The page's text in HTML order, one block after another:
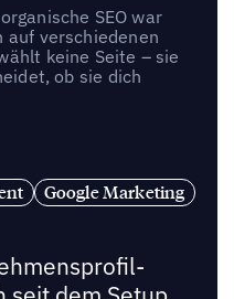
SEO war
auf verschiedenen
keine Seite – sie
ob sie dich
Google Marketing